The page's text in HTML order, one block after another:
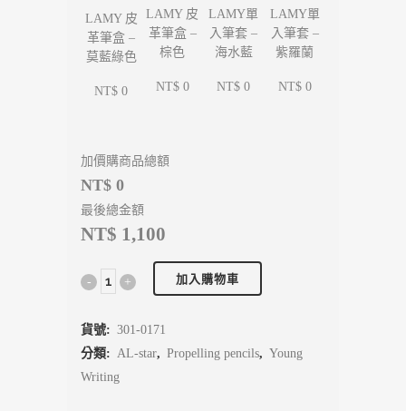
LAMY 皮
革筆盒 –
莫藍綠色
NT$ 0
LAMY 皮
革筆盒 –
棕色
NT$ 0
LAMY單
入筆套 –
海水藍
NT$ 0
LAMY單
入筆套 –
紫羅蘭
NT$ 0
加價購商品總額
NT$ 0
最後總金額
NT$ 1,100
加入購物車
貨號: 301-0171
分類: AL-star, Propelling pencils, Young
Writing